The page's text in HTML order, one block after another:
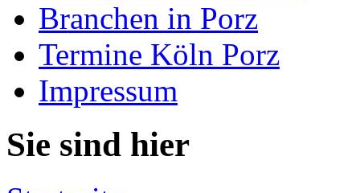
Branchen in Porz
Termine Köln Porz
Impressum
Sie sind hier